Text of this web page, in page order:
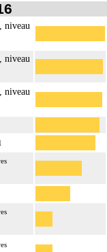
niveau
niveau
niveau